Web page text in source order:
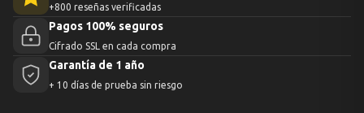
+800 reseñas verificadas
Pagos 100% seguros
Cifrado SSL en cada compra
Garantía de 1 año
+ 10 días de prueba sin riesgo